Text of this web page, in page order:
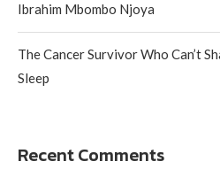
Ibrahim Mbombo Njoya
The Cancer Survivor Who Can’t
Sleep
Recent Comments